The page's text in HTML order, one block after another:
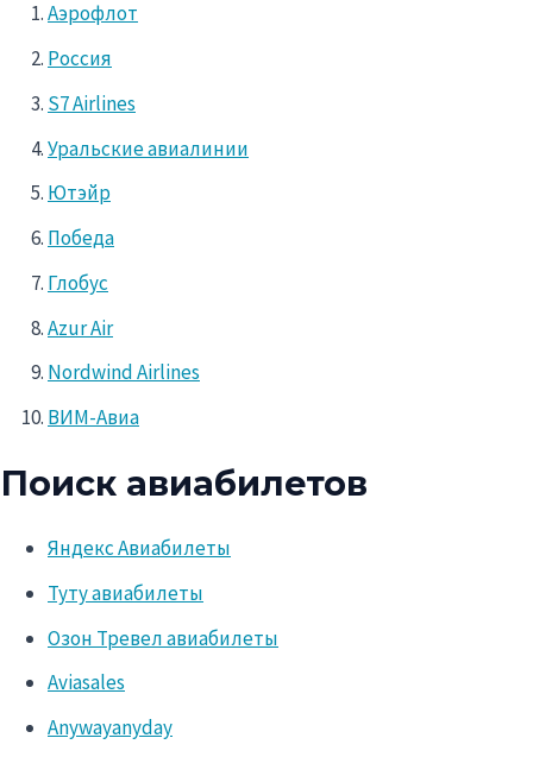
Аэрофлот
Россия
S7 Airlines
Уральские авиалинии
Ютэйр
Победа
Глобус
Azur Air
Nordwind Airlines
ВИМ-Авиа
Поиск авиабилетов
Яндекс Авиабилеты
Туту авиабилеты
Озон Тревел авиабилеты
Aviasales
Anywayanyday